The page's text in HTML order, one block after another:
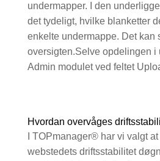
undermapper. I den
det tydeligt, hvilke blanketter
enkelte undermappe. Det kan
oversigten.Selve opdelingen i
Admin modulet ved feltet
Hvordan overvåges
I TOPmanager® har vi valgt
webstedets driftsstabilitet